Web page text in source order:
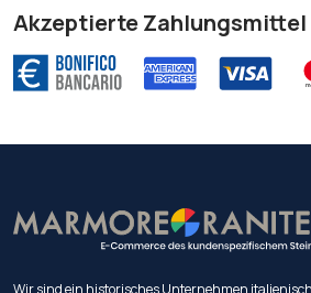
Akzeptierte Zahlungsmittel
Wir sind ein historisches Unternehmen